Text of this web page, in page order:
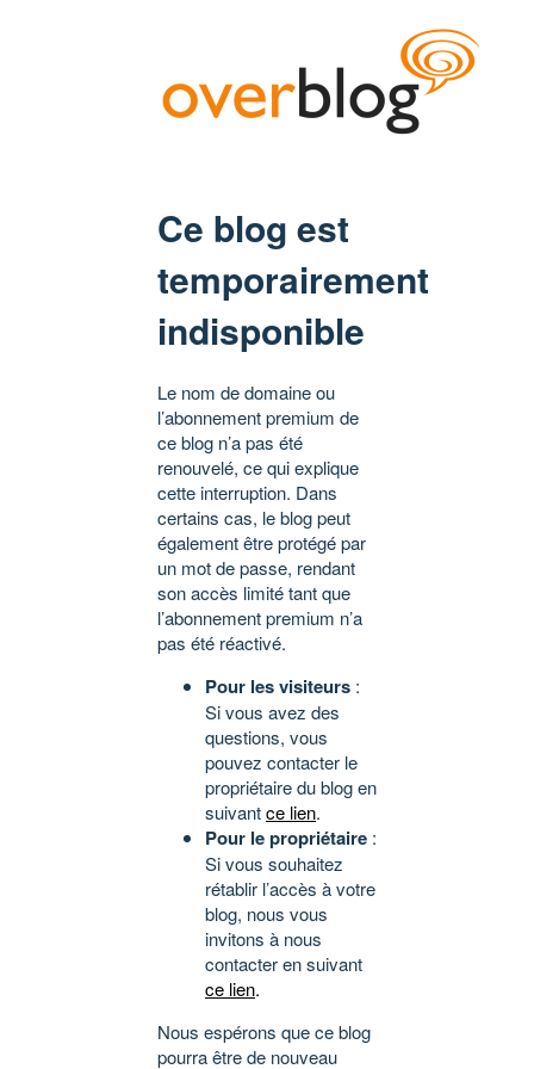
Ce blog est
temporairement
indisponible
Le nom de domaine ou
l’abonnement premium de
ce blog n’a pas été
renouvelé, ce qui explique
cette interruption. Dans
certains cas, le blog peut
également être protégé par
un mot de passe, rendant
son accès limité tant que
l’abonnement premium n’a
pas été réactivé.
Pour les visiteurs :
Si vous avez des
questions, vous
pouvez contacter le
propriétaire du blog en
suivantce lien.
Pour le propriétaire :
Si vous souhaitez
rétablir l’accès à votre
blog, nous vous
invitons à nous
contacter en suivant
ce lien.
Nous espérons que ce blog
pourra être de nouveau